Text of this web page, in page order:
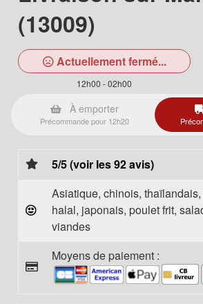
(13009)
Actuellement fermé...
12h00 - 02h00
À emporter
Précommande pour 12h20
5/5 (voir les 92 avis)
Asiatique, chinois, thaïlandais,
halal, japonais, poulet frit,
viandes
Moyens de paiement :